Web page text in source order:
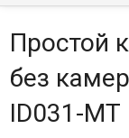
Простой
без
ID031-МТ